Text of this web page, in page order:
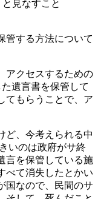
見なすこと
管する方法について
アクセスするための
遺言書を保管して
てもらうことで、ア
ど、今考えられる中
いのは政府がサ終
言を保管している施
べて消失したとかい
国なので、民間のサ